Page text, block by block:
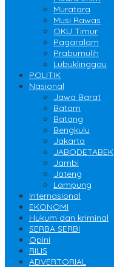
Muratara
Musi Rawas
OKU Timur
Pagaralam
Prabumulih
Lubuklinggau
POLITIK
Nasional
Jawa Barat
Batam
Batang
Bengkulu
Jakarta
JABODETABEK
Jambi
Jateng
Lampung
Internasional
EKONOMI
Hukum dan kriminal
SERBA SERBI
Opini
RILIS
ADVERTORIAL